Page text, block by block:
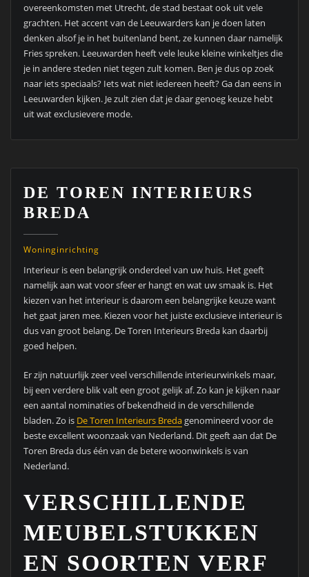
overeenkomsten met Utrecht, de stad bestaat ook uit vele
grachten. Het accent van de Leeuwarders kan je doen laten
denken alsof je in het buitenland bent, ze kunnen daar namelijk
Fries spreken. Leeuwarden heeft vele leuke kleine winkeltjes die
je in andere steden niet tegen zult komen. Ben je dus op zoek
naar iets speciaals? Iets wat niet iedereen heeft? Ga dan eens in
Leeuwarden kijken. Je zult zien dat je daar genoeg keuze hebt
uit wat exclusievere mode.
DE TOREN INTERIEURS
BREDA
Woninginrichting
Interieur is een belangrijk onderdeel van uw huis. Het geeft
namelijk aan wat voor sfeer er hangt en wat uw smaak is. Het
kiezen van het interieur is daarom een belangrijke keuze want
het gaat jaren mee. Kiezen voor het juiste exclusieve interieur is
dus van groot belang. De Toren Interieurs Breda kan daarbij
goed helpen.
Er zijn natuurlijk zeer veel verschillende interieurwinkels maar,
bij een verdere blik valt een groot gelijk af. Zo kan je kijken naar
een aantal nominaties of bekendheid in de verschillende
bladen. Zo is De Toren Interieurs Bredagenomineerd voor de
beste excellent woonzaak van Nederland. Dit geeft aan dat De
Toren Breda dus één van de betere woonwinkels is van
Nederland.
VERSCHILLENDE
MEUBELSTUKKEN
EN SOORTEN VERF